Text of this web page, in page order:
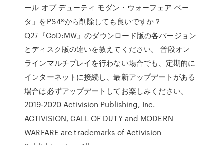
ール オブ デューティ モダン・ウォーフェア ベー
タ」をPS4®から削除しても良いですか？
Q27『CoD:MW』のダウンロード版の各バージョン
とディスク版の違いを教えてください。 普段オン
ラインマルチプレイを行わない場合でも、定期的に
インターネットに接続し、最新アップデートがある
場合は必ずアップデートしてお楽しみください。
2019-2020 Activision Publishing, Inc.
ACTIVISION, CALL OF DUTY and MODERN
WARFARE are trademarks of Activision